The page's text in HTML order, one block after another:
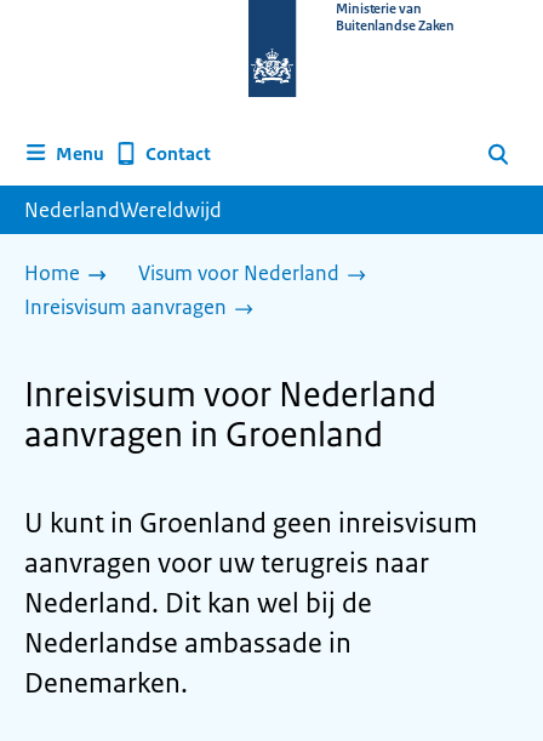
homepage
Ministerie van
Buitenlandse Zaken
Menu Contact Zoeken
NederlandWereldwijd
Home
Visum voor Nederland
Inreisvisum aanvragen
Inreisvisum voor Nederland
aanvragen in Groenland
U kunt in Groenland geen inreisvisum
aanvragen voor uw terugreis naar
Nederland. Dit kan wel bij de
Nederlandse ambassade in
Denemarken.